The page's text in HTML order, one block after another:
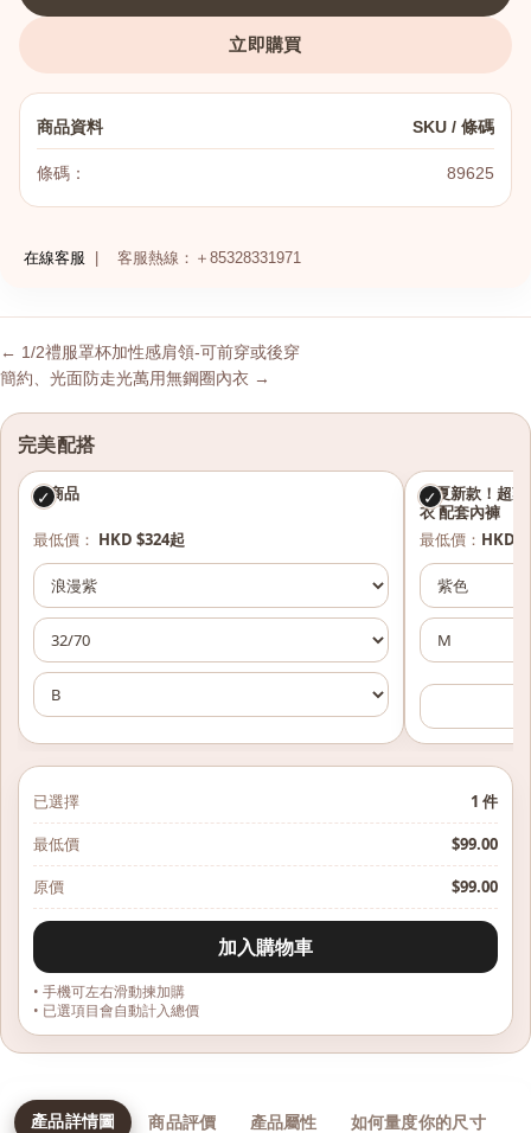
立即購買
商品資料 SKU / 條碼
條碼： 89625
在線客服 客服熱線：＋85328331971
← 1/2禮服罩杯加性感肩領-可前穿或後穿
簡約、光面防走光萬用無鋼圈內衣 →
完美配搭
✓
本商品
最低價： HKD $324起
✓
春夏新款！超
衣 配套內褲
最低價： HKD
已選擇 1 件
最低價
$99.00
原價
$99.00
加入購物車
• 手機可左右滑動揀加購
• 已選項目會自動計入總價
產品詳情圖 商品評價 產品屬性 如何量度你的尺寸